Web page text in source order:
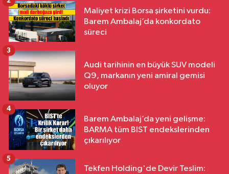
Maliyet krizi Borsa şirketini vurdu:
Barem Ambalaj’da konkordato
süreci
Audi tarihinin en büyük SUV modeli
Q9, markanın yeni amiral gemisi
oluyor
3
Barem Ambalaj’da yeni gelişme:
BARMA tüm BIST endekslerinden
çıkarılıyor
4
Tekfen Holding'de Devir Teslim:
5